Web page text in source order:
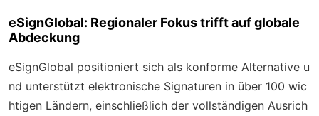
eSignGlobal: Regionaler Fokus trifft auf globale
Abdeckung
eSignGlobal positioniert sich als konforme Alternative u
nd unterstützt elektronische Signaturen in über 100 wic
htigen Ländern, einschließlich der vollständigen Ausrich